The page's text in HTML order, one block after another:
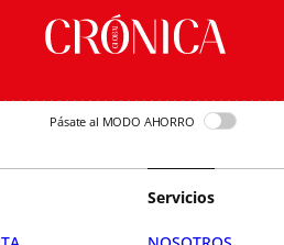
Pásate al MODO AHORRO
Servicios